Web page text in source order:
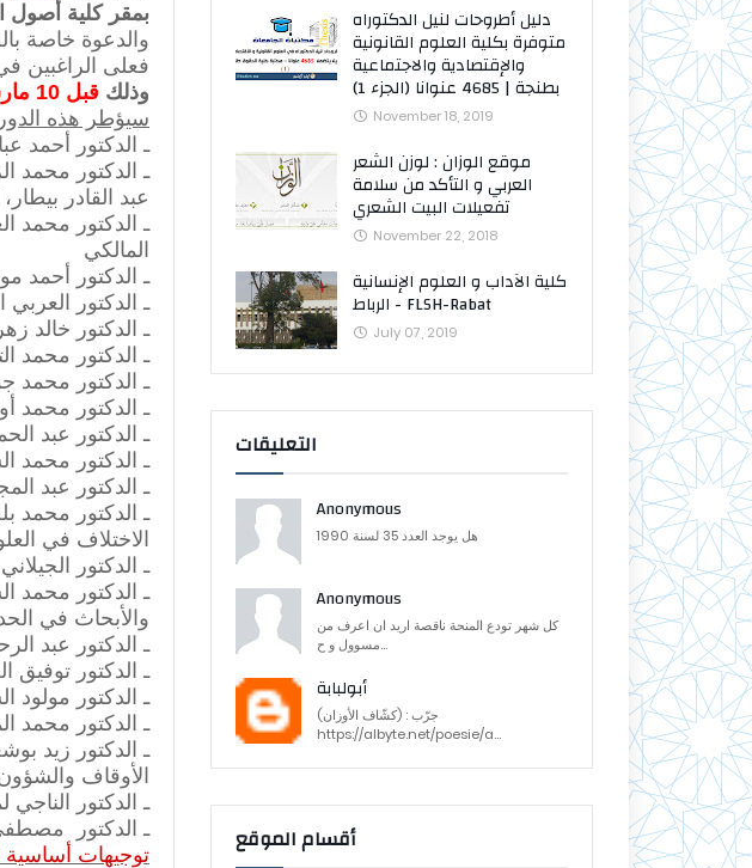
بمقر كلية أصول
والدعوة خاصة
فعلى الراغبين
وذلك قبل 10 مارس 2015
سيؤطر هذه
ـ الدكتور أحمد
ـ الدكتور محمد
عبد القادر
ـ الدكتور محمد
المالكي
ـ الدكتور أحمد
ـ الدكتور
ـ الدكتور خالد
ـ الدكتور محمد
ـ الدكتور محمد
ـ الدكتور محمد
ـ الدكتور عبد
ـ الدكتور محمد
ـ الدكتور عبد
ـ الدكتور محمد
الاختلاف في
ـ الدكتور
ـ الدكتور محمد
والأبحاث في
ـ الدكتور عبد
ـ الدكتور توفيق
ـ الدكتور مولود
ـ الدكتور محمد
ـ الدكتور زيد
الأوقاف
ـ الدكتور
ـ الدكتور
توجيهات أساسية
دليل أطروحات لنيل الدكتوراه
متوفرة بكلية العلوم القانونية
والإقتصادية والاجتماعية
بطنجة | 4685 عنوانا (الجزء 1)
November 18, 2019
موقع الوزان : لوزن الشعر
العربي و التأكد من سلامة
تفعيلات البيت الشعري
November 22, 2018
كلية الآداب و العلوم الإنسانية
- الرباط FLSH-Rabat
July 07, 2019
التعليقات
Anonymous
هل يوجد العدد 35 لسنة 1990
Anonymous
كل شهر تودع المنحة ناقصة اريد ان اعرف من
مسوول و ح...
أبولبابة
جرّب : (كشّاف الأوزان)
https://albyte.net/poesie/a...
أقسام الموقع